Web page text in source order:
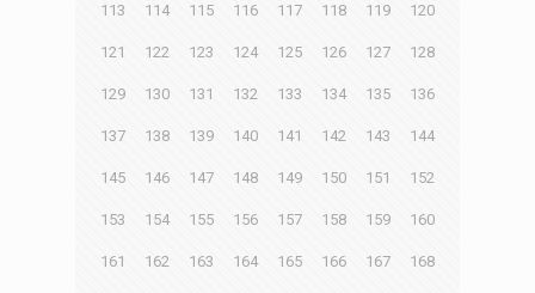
113 114 115 116 117 118 119 120
121 122 123 124 125 126 127 128
129 130 131 132 133 134 135 136
137 138 139 140 141 142 143 144
145 146 147 148 149 150 151 152
153 154 155 156 157 158 159 160
161 162 163 164 165 166 167 168